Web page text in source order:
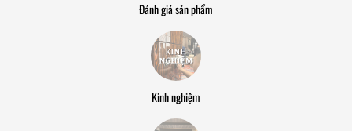
Đánh giá sản phẩm
Kinh nghiệm